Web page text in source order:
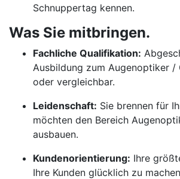
Schnuppertag kennen.
Was Sie mitbringen.
Fachliche Qualifikation:
Ausbildung zum Augenoptiker
oder vergleichbar.
Leidenschaft: Sie brennen für
möchten den Bereich
ausbauen.
Kundenorientierung: Ihre
Ihre Kunden glücklich zu